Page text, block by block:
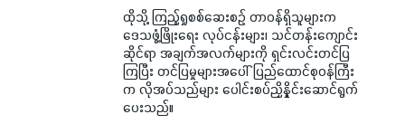
ထိုသို့ ကြည့်ရှုစစ်ဆေးစဉ် တာဝန်ရှိသူများက
ဒေသဖွံ့ဖြိုးရေး လုပ်ငန်းများ၊ သင်တန်းကျောင်း
ဆိုင်ရာ အချက်အလက်များကို ရှင်းလင်းတင်ပြ
ကြပြီး တင်ပြမှုများအပေါ် ပြည်ထောင်စုဝန်ကြီး
က လိုအပ်သည်များ ပေါင်းစပ်ညှိနှိုင်းဆောင်ရွက်
ပေးသည်။